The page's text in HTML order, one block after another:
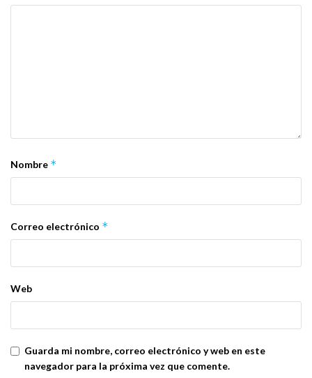
Nombre *
Correo electrónico *
Web
Guarda mi nombre, correo electrónico y web en este
navegador para la próxima vez que comente.